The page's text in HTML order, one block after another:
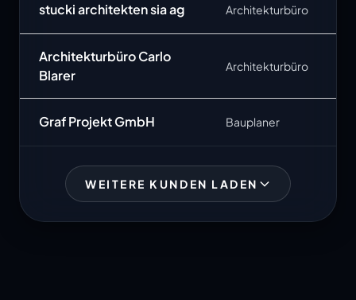
stucki architekten sia ag Architekturbüro
Architekturbüro Carlo
Blarer
Architekturbüro
Graf Projekt GmbH Bauplaner
WEITERE KUNDEN LADEN